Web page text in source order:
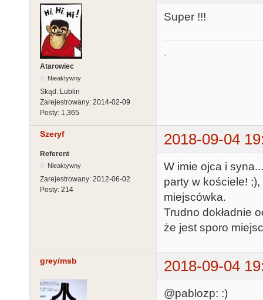
Atarowiec
Nieaktywny
Skąd: Lublin
Zarejestrowany: 2014-02-09
Posty: 1,365
Super !!!
.
Szeryf 2018-09-04
Referent
Nieaktywny
Zarejestrowany: 2012-06-02
Posty: 214
W imie ojca i
party w kościele!
miejscówka.
Trudno dokładnie
że jest sporo
grey/msb 2018-09-04
@pablozp: :)